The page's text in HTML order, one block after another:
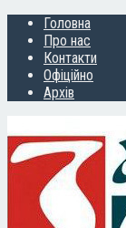
Головна
Про нас
Контакти
Офіційно
Архів